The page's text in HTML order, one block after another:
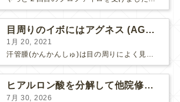
目周りのイボにはアグネス (AGNES）が効く！（ほぼ）ノーダウンタイムのイボ治療
1月 20, 2021
汗管腫(かんかんしゅ)は目の周りによく見られるいぼです。 以前は炭酸ガスレーザーでイボ組織を削って（蒸散とかアブレーションと言います）治療していました。 汗管腫は治療しても再発しやすい難治...
ヒアルロン酸を分解して他院修正（目の下のチンダル現象とその補正）
7月 30, 2026